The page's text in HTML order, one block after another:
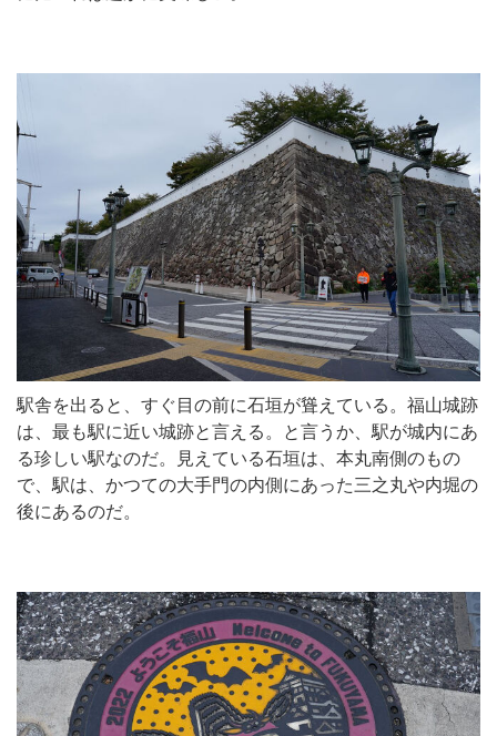
駅舎を出ると、すぐ目の前に石垣が聳えている。福山城跡
は、最も駅に近い城跡と言える。と言うか、駅が城内にあ
る珍しい駅なのだ。見えている石垣は、本丸南側のもの
で、駅は、かつての大手門の内側にあった三之丸や内堀の
後にあるのだ。